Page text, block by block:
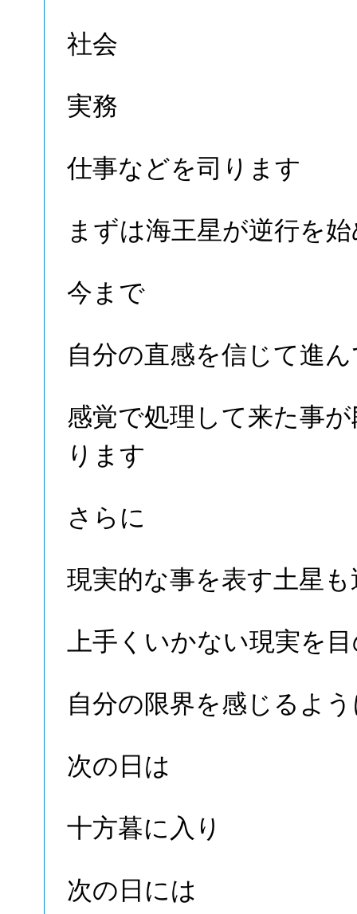
社会
実務
仕事などを司ります
まずは海王星が逆行を
今まで
自分の直感を信じて進
感覚で処理して来た事
ります
さらに
現実的な事を表す土星
上手くいかない現実を
自分の限界を感じるよ
次の日は
十方暮に入り
次の日には